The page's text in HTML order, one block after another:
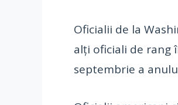
Oficialii de la
alți oficiali de rang
septembrie a